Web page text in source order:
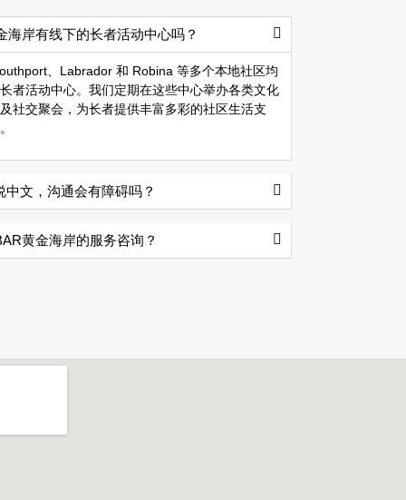
海岸有线下的长者活动中心吗？
、Labrador 和 Robina 等多个本地社区均
者活动中心。我们定期在这些中心举办各类文化
社交聚会，为长者提供丰富多彩的社区生活支
中文，沟通会有障碍吗？
黄金海岸的服务咨询？